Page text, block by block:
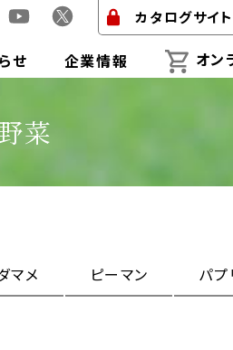
カタログサイト
せ 企業情報 オン
菜
マメ ピーマン パプ